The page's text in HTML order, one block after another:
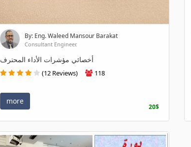
By: Eng. Waleed Mansour Barakat
Consultant Engineer.
أخصائي مؤشرات الأداء المحترف
(12 Reviews) 118
more
20$